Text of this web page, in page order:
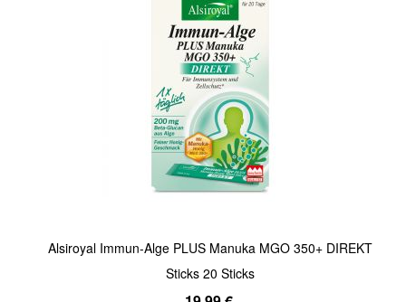
Alsiroyal Immun-Alge PLUS Manuka MGO 350+ DIREKT
Sticks 20 Sticks